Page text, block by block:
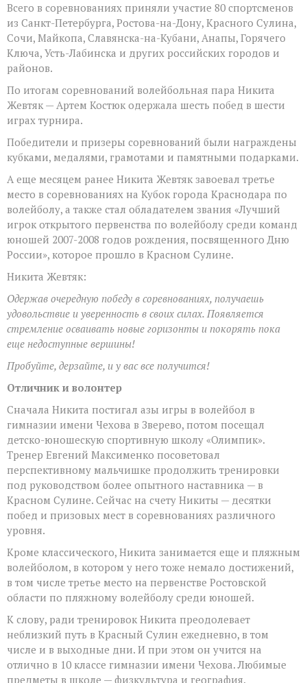
Всего в соревнованиях приняли участие 80 спортсменов
из Санкт-Петербурга, Ростова-на-Дону, Красного Сулина,
Сочи, Майкопа, Славянска-на-Кубани, Анапы, Горячего
Ключа, Усть-Лабинска и других российских городов и
районов.
По итогам соревнований волейбольная пара Никита
Жевтяк — Артем Костюк одержала шесть побед в шести
играх турнира.
Победители и призеры соревнований были награждены
кубками, медалями, грамотами и памятными подарками.
А еще месяцем ранее Никита Жевтяк завоевал третье
место в соревнованиях на Кубок города Краснодара по
волейболу, а также стал обладателем звания «Лучший
игрок открытого первенства по волейболу среди команд
юношей 2007-2008 годов рождения, посвященного Дню
России», которое прошло в Красном Сулине.
Никита Жевтяк:
Одержав очередную победу в соревнованиях, получаешь
удовольствие и уверенность в своих силах. Появляется
стремление осваивать новые горизонты и покорять пока
еще недоступные вершины!
Пробуйте, дерзайте, и у вас все получится!
Отличник и волонтер
Сначала Никита постигал азы игры в волейбол в
гимназии имени Чехова в Зверево, потом посещал
детско-юношескую спортивную школу «Олимпик».
Тренер Евгений Максименко посоветовал
перспективному мальчишке продолжить тренировки
под руководством более опытного наставника — в
Красном Сулине. Сейчас на счету Никиты — десятки
побед и призовых мест в соревнованиях различного
уровня.
Кроме классического, Никита занимается еще и пляжным
волейболом, в котором у него тоже немало достижений,
в том числе третье место на первенстве Ростовской
области по пляжному волейболу среди юношей.
К слову, ради тренировок Никита преодолевает
неблизкий путь в Красный Сулин ежедневно, в том
числе и в выходные дни. И при этом он учится на
отлично в 10 классе гимназии имени Чехова. Любимые
предметы в школе — физкультура и география.